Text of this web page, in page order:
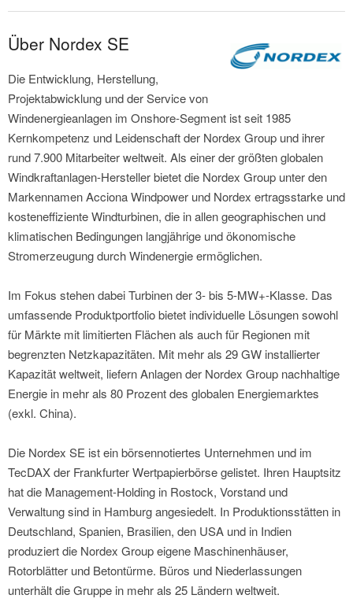
Über Nordex SE
Die Entwicklung, Herstellung,
Projektabwicklung und der Service von
Windenergieanlagen im Onshore-Segment ist seit 1985
Kernkompetenz und Leidenschaft der Nordex Group und ihrer
rund 7.900 Mitarbeiter weltweit. Als einer der größten globalen
Windkraftanlagen-Hersteller bietet die Nordex Group unter den
Markennamen Acciona Windpower und Nordex ertragsstarke und
kosteneffiziente Windturbinen, die in allen geographischen und
klimatischen Bedingungen langjährige und ökonomische
Stromerzeugung durch Windenergie ermöglichen.
Im Fokus stehen dabei Turbinen der 3- bis 5-MW+-Klasse. Das
umfassende Produktportfolio bietet individuelle Lösungen sowohl
für Märkte mit limitierten Flächen als auch für Regionen mit
begrenzten Netzkapazitäten. Mit mehr als 29 GW installierter
Kapazität weltweit, liefern Anlagen der Nordex Group nachhaltige
Energie in mehr als 80 Prozent des globalen Energiemarktes
(exkl. China).
Die Nordex SE ist ein börsennotiertes Unternehmen und im
TecDAX der Frankfurter Wertpapierbörse gelistet. Ihren Hauptsitz
hat die Management-Holding in Rostock, Vorstand und
Verwaltung sind in Hamburg angesiedelt. In Produktionsstätten in
Deutschland, Spanien, Brasilien, den USA und in Indien
produziert die Nordex Group eigene Maschinenhäuser,
Rotorblätter und Betontürme. Büros und Niederlassungen
unterhält die Gruppe in mehr als 25 Ländern weltweit.